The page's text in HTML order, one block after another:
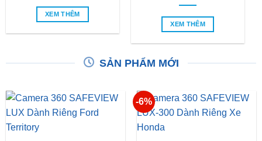
XEM THÊM
XEM THÊM
SẢN PHẨM MỚI
-6%